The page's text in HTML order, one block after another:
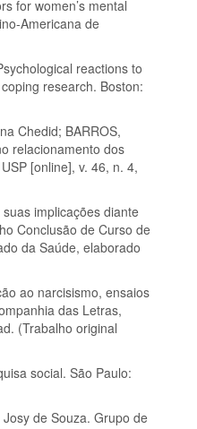
for women’s mental
Americana de
reactions to
research. Boston:
Chedid; BARROS,
relacionamento dos
[online], v. 46, n. 4,
implicações diante
Conclusão de Curso de
da Saúde, elaborado
ao narcisismo, ensaios
das Letras,
(Trabalho original
social. São Paulo:
Josy de Souza. Grupo de